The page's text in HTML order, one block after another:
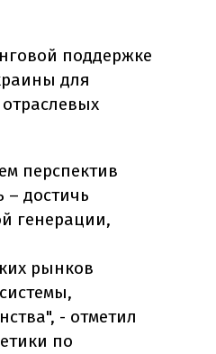
поддержке
для
перспектив
достичь
генерации,
рынков
- отметил
по